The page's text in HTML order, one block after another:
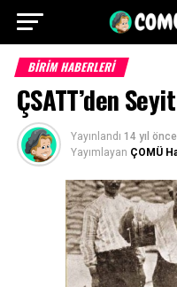
BİRİM HABERLERİ
ÇSATT’den
Yayınlandı 14 yıl önce
Yayımlayan ÇOMÜ